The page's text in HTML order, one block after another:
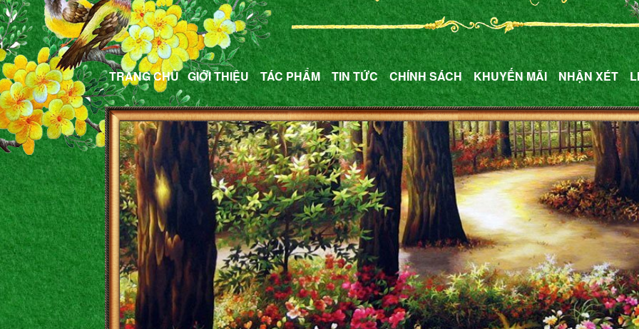
TRANG CHỦ GIỚI THIỆU TÁC PHẨM TIN TỨC CHÍNH SÁCH KHUYẾN MÃI NHẬN XÉT